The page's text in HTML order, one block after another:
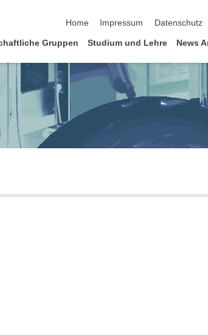
Home
Impressum Datenschutz
Gruppen Studium und Lehre News